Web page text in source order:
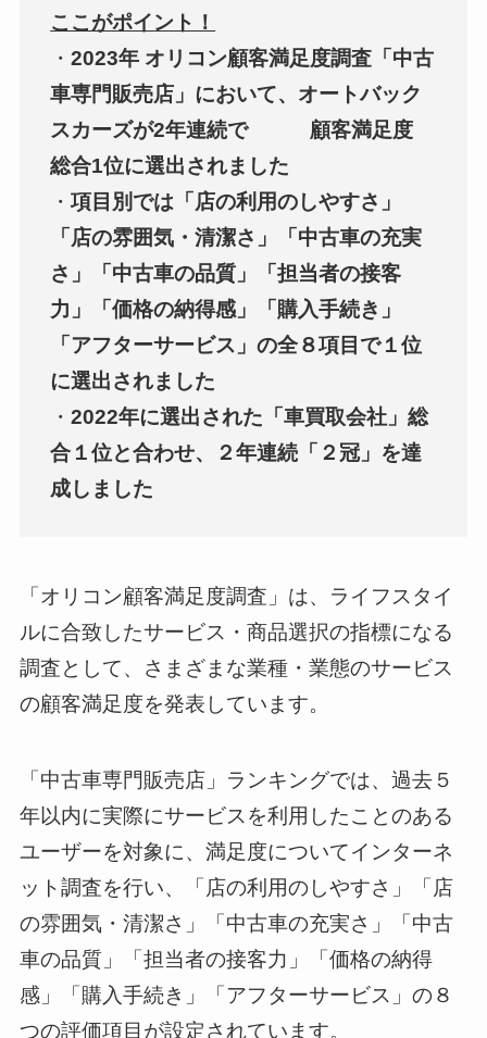
ここがポイント！
・2023年 オリコン顧客満足度調査「中古
車専門販売店」において、オートバック
スカーズが2年連続で
顧客満足度
総合1位に選出されました
・項目別では「店の利用のしやすさ」
「店の雰囲気・清潔さ」「中古車の充実
さ」「中古車の品質」「担当者の接客
力」「価格の納得感」「購入手続き」
「アフターサービス」の全８項目で１位
に選出されました
・2022年に選出された「車買取会社」総
合１位と合わせ、２年連続「２冠」を達
成しました
「オリコン顧客満足度調査」は、ライフスタイ
ルに合致したサービス・商品選択の指標になる
調査として、さまざまな業種・業態のサービス
の顧客満足度を発表しています。
「中古車専門販売店」ランキングでは、過去５
年以内に実際にサービスを利用したことのある
ユーザーを対象に、満足度についてインターネ
ット調査を行い、「店の利用のしやすさ」「店
の雰囲気・清潔さ」「中古車の充実さ」「中古
車の品質」「担当者の接客力」「価格の納得
感」「購入手続き」「アフターサービス」の８
つの評価項目が設定されています。